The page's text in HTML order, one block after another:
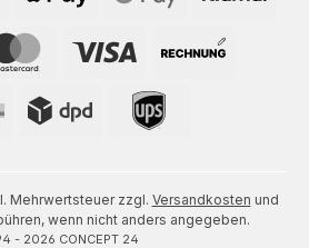
Mehrwertsteuer zzgl. Versandkosten und
wenn nicht anders angegeben.
- 2026 CONCEPT 24